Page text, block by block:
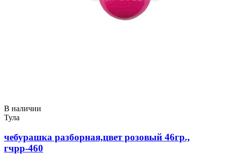
В наличии
Тула
чебурашка разборная,цвет розовый 46гр.,
гчрр-460